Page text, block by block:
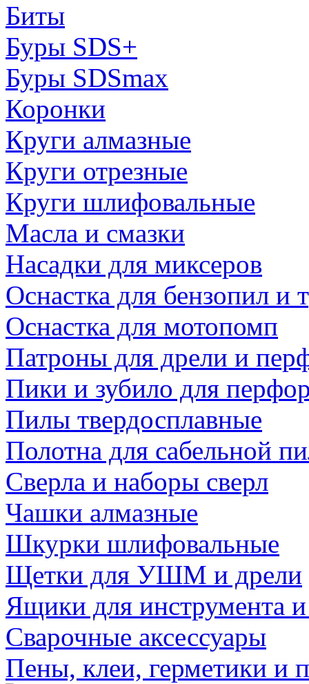
Биты
Буры SDS+
Буры SDSmax
Коронки
Круги алмазные
Круги отрезные
Круги шлифовальные
Масла и смазки
Насадки для миксеров
Оснастка для бензопил и
Оснастка для мотопомп
Патроны для дрели и
Пики и зубило для
Пилы твердосплавные
Полотна для сабельной
Сверла и наборы сверл
Чашки алмазные
Шкурки шлифовальные
Щетки для УШМ и дрели
Ящики для инструмента
Сварочные аксессуары
Пены, клеи, герметики и